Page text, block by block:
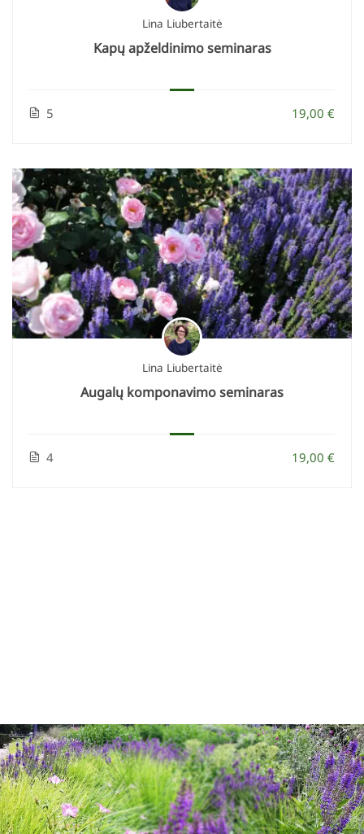
Lina Liubertaitė
Kapų apželdinimo seminaras
5 19,00 €
Lina Liubertaitė
Augalų komponavimo seminaras
4 19,00 €